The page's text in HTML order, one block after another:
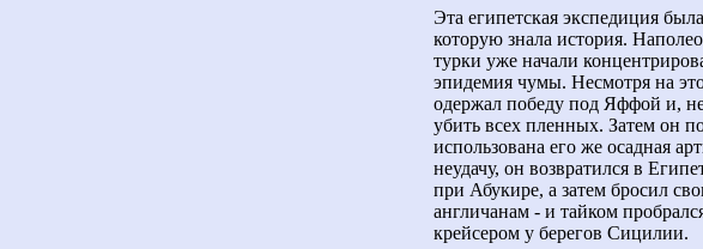
Эта египетская экспедиция
которую знала история.
турки уже начали
эпидемия чумы. Несмотря на
одержал победу под Яффой и, не
убить всех пленных. Затем он
использована его же осадная
неудачу, он возвратился в
при Абукире, а затем бросил
англичанам - и тайком
крейсером у берегов Сицилии.